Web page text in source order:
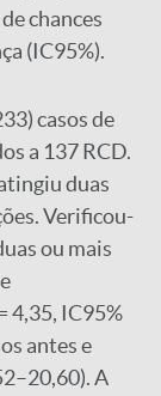
chances
(IC95%).
casos de
a 137 RCD.
duas
Verificou-
ou mais
4,35, IC95%
antes e
A